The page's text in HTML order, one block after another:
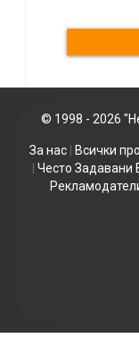
© 1998 - 2026
За нас| Всички
Често Задавани